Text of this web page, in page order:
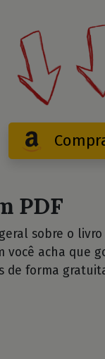
PDF
sobre o livro
você acha que
de forma